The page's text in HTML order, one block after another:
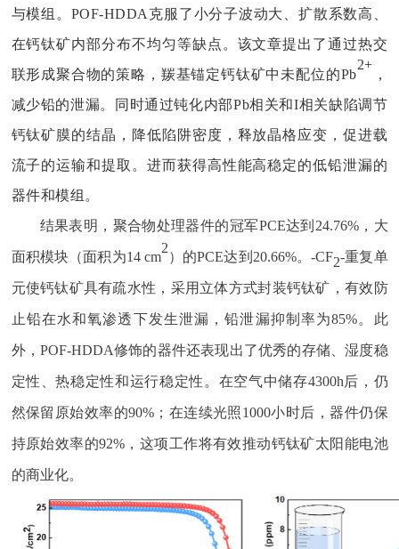
与模组。 POF-HDDA 克服了小分子波动大、扩散系数高、
在钙钛矿内部分布不均匀等缺点。该文章提出了通过热交
联形成聚合物的策略，羰基锚定钙钛矿中未配位的Pb
2+
，
减少铅的泄漏。同时通过钝化内部Pb相关和I相关缺陷调节
钙钛矿膜的结晶，降低陷阱密度，释放晶格应变，促进载
流子的运输和提取。进而获得高性能高稳定的低铅泄漏的
器件和模组。
结果表明，聚合物处理器件的冠军PCE达到 24.76%，大
面积模块（面积为14 cm
2
）的PCE达到 20.66%。-CF2-重复单
元使钙钛矿具有疏水性，采用立体方式封装钙钛矿，有效防
止铅在水和氧渗透下发生泄漏，铅泄漏抑制率为85%。此
外， POF-HDDA修饰的器件还表现出了优秀的存储、湿度稳
定性、热稳定性和运行稳定性。在空气中储存4300h后，仍
然保留原始效率的90% ；在连续光照 1000小时后，器件仍保
持原始效率的92% ，这项工作将有效推动钙钛矿太阳能电池
的商业化。